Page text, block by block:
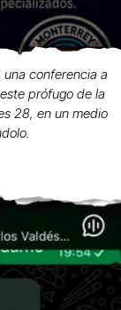
una conferencia a
prófugo de la
28, en un medio